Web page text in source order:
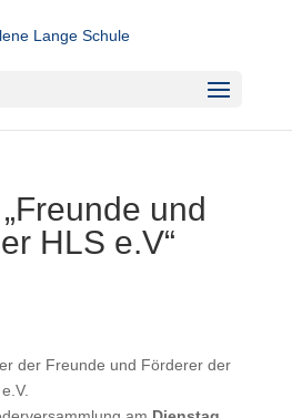
und
HLS e.V“
der Freunde und Förderer der